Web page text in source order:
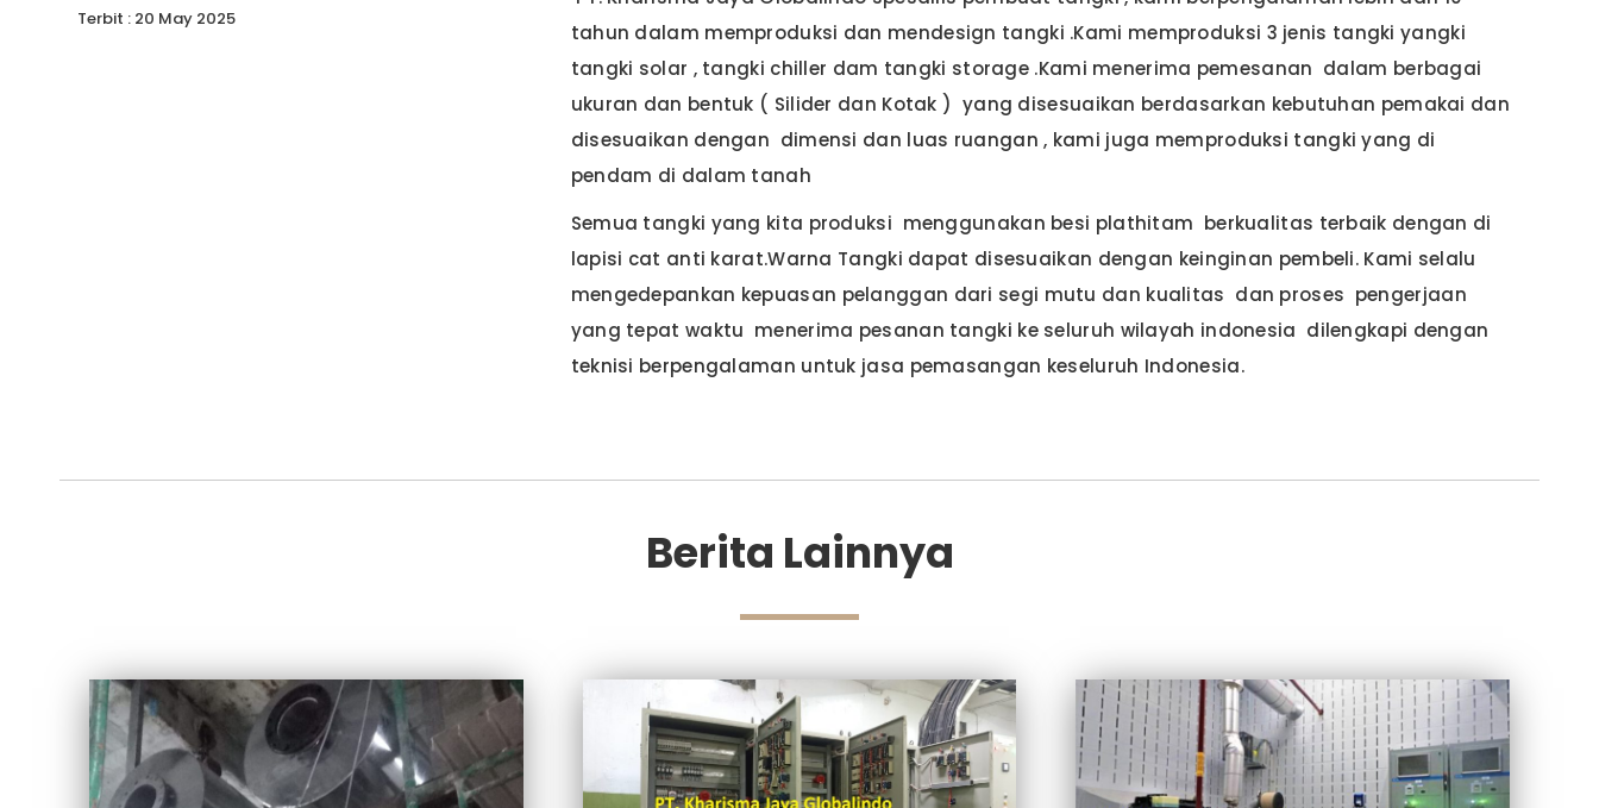
Terbit : 20 May 2025
tahun dalam memproduksi dan mendesign tangki .Kami memproduksi 3 jenis tangki yangki
tangki solar , tangki chiller dam tangki storage .Kami menerima pemesanan dalam berbagai
ukuran dan bentuk ( Silider dan Kotak ) yang disesuaikan berdasarkan kebutuhan pemakai dan
disesuaikan dengan dimensi dan luas ruangan , kami juga memproduksi tangki yang di
pendam di dalam tanah
Semua tangki yang kita produksi menggunakan besi plathitam berkualitas terbaik dengan di
lapisi cat anti karat.Warna Tangki dapat disesuaikan dengan keinginan pembeli. Kami selalu
mengedepankan kepuasan pelanggan dari segi mutu dan kualitas dan proses pengerjaan
yang tepat waktu menerima pesanan tangki ke seluruh wilayah indonesia dilengkapi dengan
teknisi berpengalaman untuk jasa pemasangan keseluruh Indonesia.
Berita Lainnya